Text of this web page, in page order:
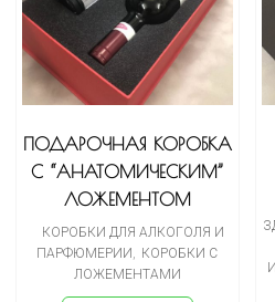
ПОДАРОЧНАЯ КОРОБКА
С “АНАТОМИЧЕСКИМ”
ЛОЖЕМЕНТОМ
КОРОБКИ ДЛЯ АЛКОГОЛЯ И
ПАРФЮМЕРИИ , КОРОБКИ С
ЛОЖЕМЕНТАМИ